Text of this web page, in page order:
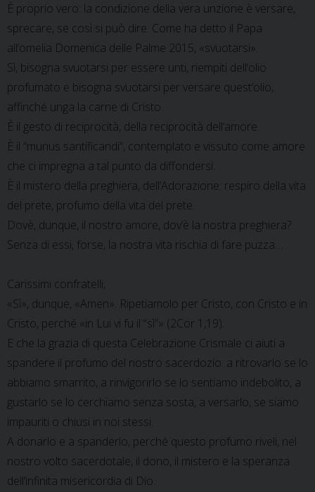
È proprio vero: la condizione della vera unzione è versare,
sprecare, se così si può dire. Come ha detto il Papa
all’omelia Domenica delle Palme 2015, «svuotarsi».
Sì, bisogna svuotarsi per essere unti, riempiti dell’olio
profumato e bisogna svuotarsi per versare quest’olio,
affinché unga la carne di Cristo.
È il gesto di reciprocità, della reciprocità dell’amore.
È il “munus santificandi”, contemplato e vissuto come amore
che ci impregna a tal punto da diffondersi.
È il mistero della preghiera, dell’Adorazione: respiro della vita
del prete, profumo della vita del prete.
Dovè, dunque, il nostro amore, dov’è la nostra preghiera?
Senza di essi, forse, la nostra vita rischia di fare puzza…
Carissimi confratelli,
«Sì», dunque, «Amen». Ripetiamolo per Cristo, con Cristo e in
Cristo, perché «in Lui vi fu il “sì”» (2Cor 1,19).
E che la grazia di questa Celebrazione Crismale ci aiuti a
spandere il profumo del nostro sacerdozio: a ritrovarlo se lo
abbiamo smarrito, a rinvigorirlo se lo sentiamo indebolito, a
gustarlo se lo cerchiamo senza sosta, a versarlo, se siamo
impauriti o chiusi in noi stessi.
A donarlo e a spanderlo, perché questo profumo riveli, nel
nostro volto sacerdotale, il dono, il mistero e la speranza
dell’infinita misericordia di Dio.